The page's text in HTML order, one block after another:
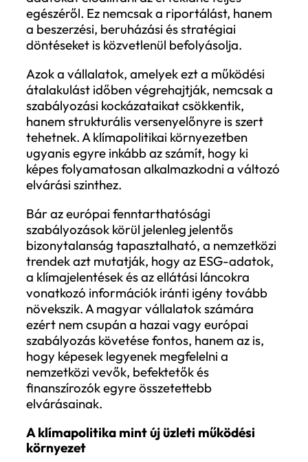
Ennek következtében a klímastratégia és
szabályozási megfelelés közötti határ
elmosódik, mivel a vállalatoknak
követniük kell a változásokat, hanem
kell gondolkodniuk, és olyan működési
modelleket kialakítaniuk, amelyek
kezelni a folyamatosan emelkedő elvárási
szintet.
Mit jelent mindez a vállalatok
A széttagolt, többközpontú klímapolitikai
környezetben a vállalatok számára a
legfontosabb feladat egy olyan működési
modell kialakítása, amely képes kezelni a
párhuzamos követelményrendszereket.
gyakorlatban egyszerre igényel
szabályozási monitoringot, több
rendszerben is használható adat- és
struktúrákat, valamint olyan
mechanizmusokat, amelyek a
klímakövetelményeket nem különálló
témaként, hanem az üzleti működés
részeként kezelik. Ez azonban több